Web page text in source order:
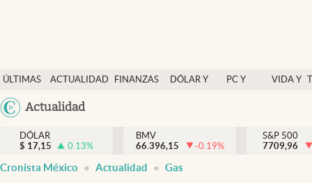
ÚLTIMAS
NOTICIAS
ACTUALIDAD
FINANZAS
DÓLAR Y
PC Y
VIDA Y
México
Actualidad
Actualidad
Finanzas y economía
Dólar y mercados
DÓLAR
$ 17,15 0.13%
BMV
66.396,15
-0.19%
S&P 500
7709,96
Cronista México Actualidad Gas